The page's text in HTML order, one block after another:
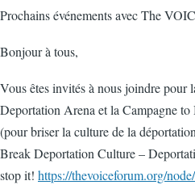
Prochains événements avec The
Bonjour à tous,
Vous êtes invités à nous joindre pour
Deportation Arena et la Campagne
(pour briser la culture de la
Break Deportation Culture –
stop it! https://thevoiceforum.org/